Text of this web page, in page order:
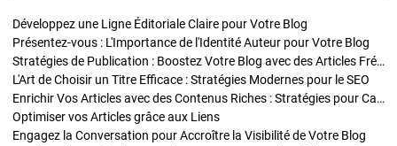
Développez une Ligne Éditoriale Claire pour Votre Blog
Présentez-vous : L'Importance de l'Identité Auteur pour Votre Blog
Stratégies de Publication : Boostez Votre Blog avec des Articles Fréquents et Exclusifs
L'Art de Choisir un Titre Efficace : Stratégies Modernes pour le SEO
Enrichir Vos Articles avec des Contenus Riches : Stratégies pour Captiver et Optimiser
Optimiser vos Articles grâce aux Liens
Engagez la Conversation pour Accroître la Visibilité de Votre Blog